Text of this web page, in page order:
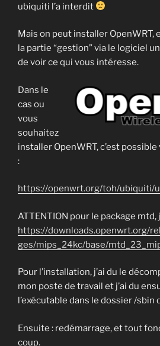
ubiquiti l’a interdit
Mais on peut installer OpenWRT,
la partie “gestion” via le logiciel
de voir ce qui vous intéresse.
Dans le
cas ou
vous
souhaitez
installer OpenWRT, c’est
:
https://openwrt.org/toh/ubiquiti/
ATTENTION pour le package mtd,
https://downloads.openwrt.org/
ges/mips_24kc/base/
Pour l’installation, j’ai du le
mon poste de travail et j’ai du
l’exécutable dans le dossier /sbin
Ensuite : redémarrage, et tout
coup.